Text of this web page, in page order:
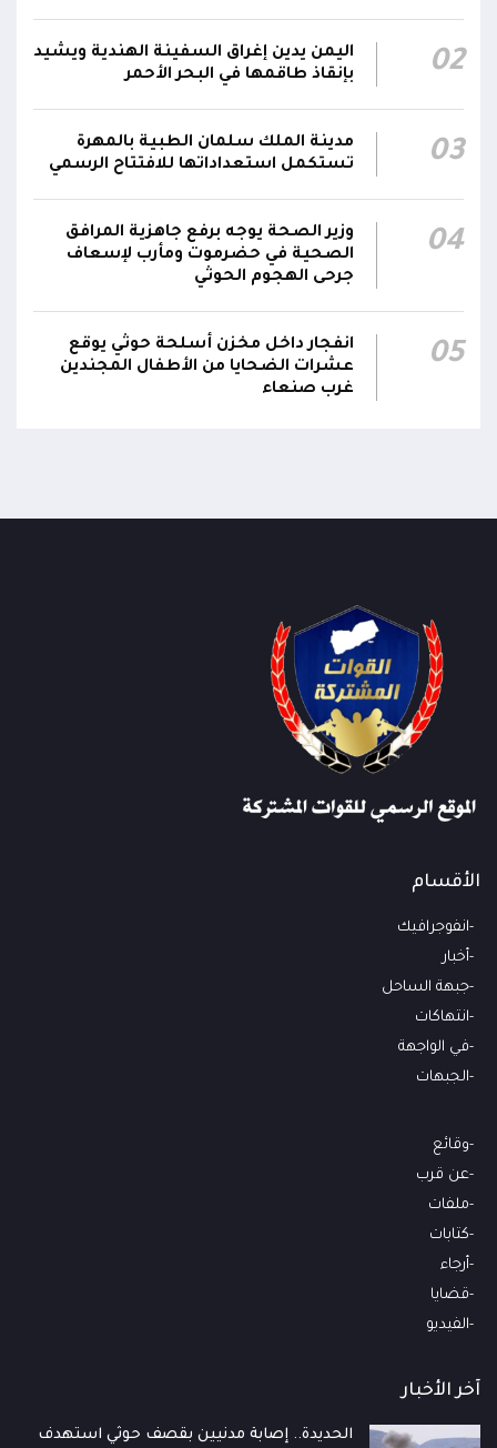
00:26
الفريق أول ركن طارق صالح يعزي في اتصالين
هاتفيين قائدي الفرقتين الأولى والثالثة طوارئ في
استشهاد عدد من الأبطال بالهجوم الحوثي الغادر
اللجنة الأمنية بحضرموت تدين هجوم مليشيا
الحوثي على القوات المسلحة وتؤكد استمرار
والاستقرار
23:05
جدد #المكتب_السياسي تمسكه بمواصلة النضال
واستعادة العاصمة صنعاء وإنهاء الانقلاب
02
اليمن يدين إغراق السفينة الهندية ويشيد
بإنقاذ طاقمها في البحر الأحمر
03
مدينة الملك سلمان الطبية بالمهرة
تستكمل استعداداتها للافتتاح الرسمي
04
وزير الصحة يوجه برفع جاهزية المرافق
الصحية في حضرموت ومأرب لإسعاف
جرحى الهجوم الحوثي
05
انفجار داخل مخزن أسلحة حوثي يوقع
عشرات الضحايا من الأطفال المجندين
غرب صنعاء
الأقسام
انفوجرافيك
أخبار
جبهة الساحل
انتهاكات
في الواجهة
الجبهات
وقائع
عن قرب
ملفات
كتابات
أرجاء
قضايا
الفيديو
آخر الأخبار
الحديدة.. إصابة مدنيين بقصف حوثي استهدف